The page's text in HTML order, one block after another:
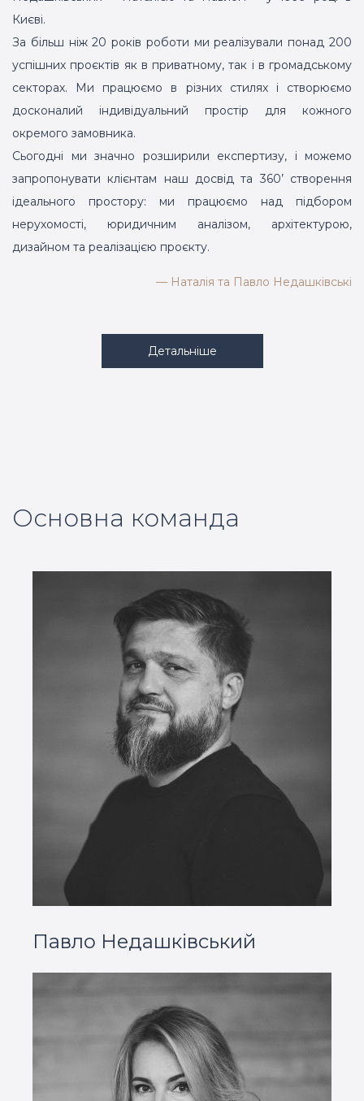
Києві.
За більш ніж 20 років роботи ми реалізували понад 200
успішних проєктів як в приватному, так і в громадському
секторах. Ми працюємо в різних стилях і створюємо
досконалий індивідуальний простір для кожного
окремого замовника.
Сьогодні ми значно розширили експертизу, і можемо
запропонувати клієнтам наш досвід та 360’ створення
ідеального простору: ми працюємо над підбором
нерухомості, юридичним аналізом, архітектурою,
дизайном та реалізацією проєкту.
— Наталія та Павло Недашківські
Детальніше
Основна команда
Павло Недашківський